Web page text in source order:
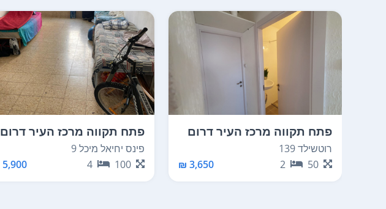
פתח תקווה מרכז העיר דרום
רוטשילד 139
50
2
3,650 ₪
פתח תקווה מרכז העיר דרום
פינס יחיאל מיכל 9
100
4
5,900 ₪